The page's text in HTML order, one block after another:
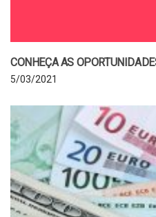
CONHEÇA AS
5/03/2021